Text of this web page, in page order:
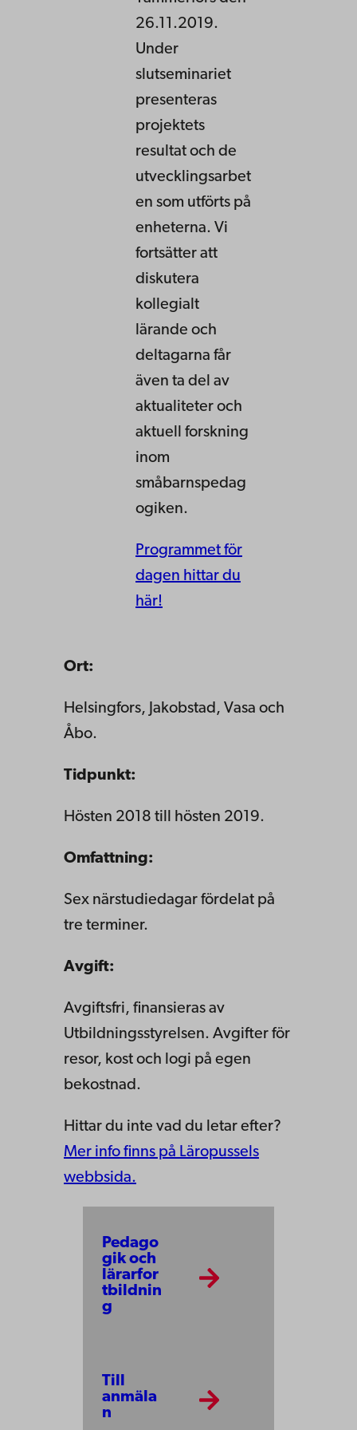
26.11.2019.
Under
slutseminariet
presenteras
projektets
resultat och de
utvecklingsarbet
en som utförts på
enheterna. Vi
fortsätter att
diskutera
kollegialt
lärande och
deltagarna får
även ta del av
aktualiteter och
aktuell forskning
inom
småbarnspedag
ogiken.
Programmet för
dagen hittar du
här!
Ort:
Helsingfors, Jakobstad, Vasa och
Åbo.
Tidpunkt:
Hösten 2018 till hösten 2019.
Omfattning:
Sex närstudiedagar fördelat på
tre terminer.
Avgift:
Avgiftsfri, finansieras av
Utbildningsstyrelsen. Avgifter för
resor, kost och logi på egen
bekostnad.
Hittar du inte vad du letar efter?
Mer info finns på Läropussels
webbsida.
Pedago
gik och
lärarfor
tbildnin
g
Till
anmäla
n